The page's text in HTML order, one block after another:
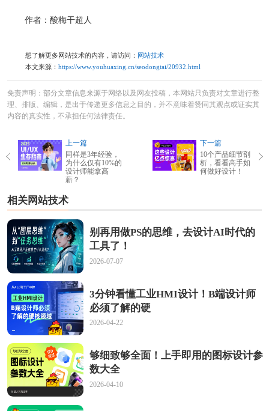
作者：酸梅干超人
想了解更多网站技术的内容，请访问： 网站技术
本文来源： https://www.youhuaxing.cn/seodongtai/20932.html
免责声明：部分文章信息来源于网络以及网友投稿，本网站只负责对文章进行整
理、排版、编辑，是出于传递更多信息之目的，并不意味着赞同其观点或证实其
内容的真实性，不承担任何法律责任。
上一篇
同样是3年经验，
为什么仅有10%的
设计师能拿高
薪？
下一篇
10个产品细节剖
析，看看高手如
何做好设计！
相关网站技术
别再用做PS的思维，去设计AI时代的
工具了！
2026-07-07
3分钟看懂工业HMI设计！B端设计师
必须了解的硬
2026-04-22
够细致够全面！上手即用的图标设计参
数大全
2026-04-10